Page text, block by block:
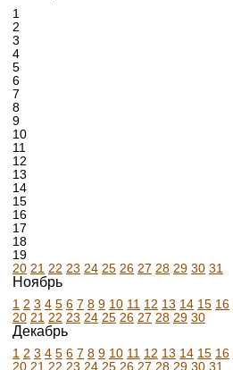
1
2
3
4
5
6
7
8
9
10
11
12
13
14
15
16
17
18
19
20 21 22 23 24 25 26 27 28 29 30 31
Ноябрь
1 2 3 4 5 6 7 8 9 10 11 12 13 14 15 16
20 21 22 23 24 25 26 27 28 29 30
Декабрь
1 2 3 4 5 6 7 8 9 10 11 12 13 14 15 16
20 21 22 23 24 25 26 27 28 29 30 31